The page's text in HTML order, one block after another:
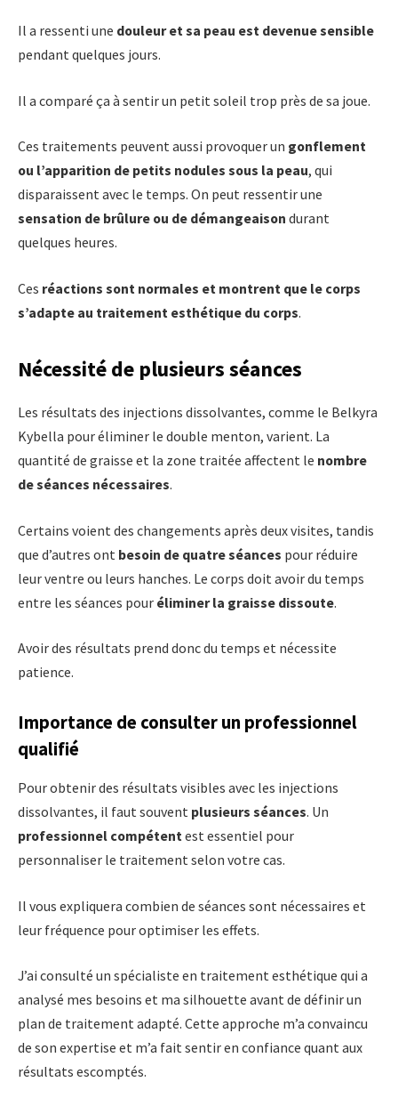
Il a ressenti une douleur et sa peau est devenue sensible
pendant quelques jours.
Il a comparé ça à sentir un petit soleil trop près de sa joue.
Ces traitements peuvent aussi provoquer un gonflement
ou l’apparition de petits nodules sous la peau, qui
disparaissent avec le temps. On peut ressentir une
sensation de brûlure ou de démangeaison durant
quelques heures.
Ces réactions sont normales et montrent que le corps
s’adapte au traitement esthétique du corps.
Nécessité de plusieurs séances
Les résultats des injections dissolvantes, comme le Belkyra
Kybella pour éliminer le double menton, varient. La
quantité de graisse et la zone traitée affectent le nombre
de séances nécessaires.
Certains voient des changements après deux visites, tandis
que d’autres ont besoin de quatre séances pour réduire
leur ventre ou leurs hanches. Le corps doit avoir du temps
entre les séances pour éliminer la graisse dissoute.
Avoir des résultats prend donc du temps et nécessite
patience.
Importance de consulter un professionnel
qualifié
Pour obtenir des résultats visibles avec les injections
dissolvantes, il faut souvent plusieurs séances. Un
professionnel compétentest essentiel pour
personnaliser le traitement selon votre cas.
Il vous expliquera combien de séances sont nécessaires et
leur fréquence pour optimiser les effets.
J’ai consulté un spécialiste en traitement esthétique qui a
analysé mes besoins et ma silhouette avant de définir un
plan de traitement adapté. Cette approche m’a convaincu
de son expertise et m’a fait sentir en confiance quant aux
résultats escomptés.